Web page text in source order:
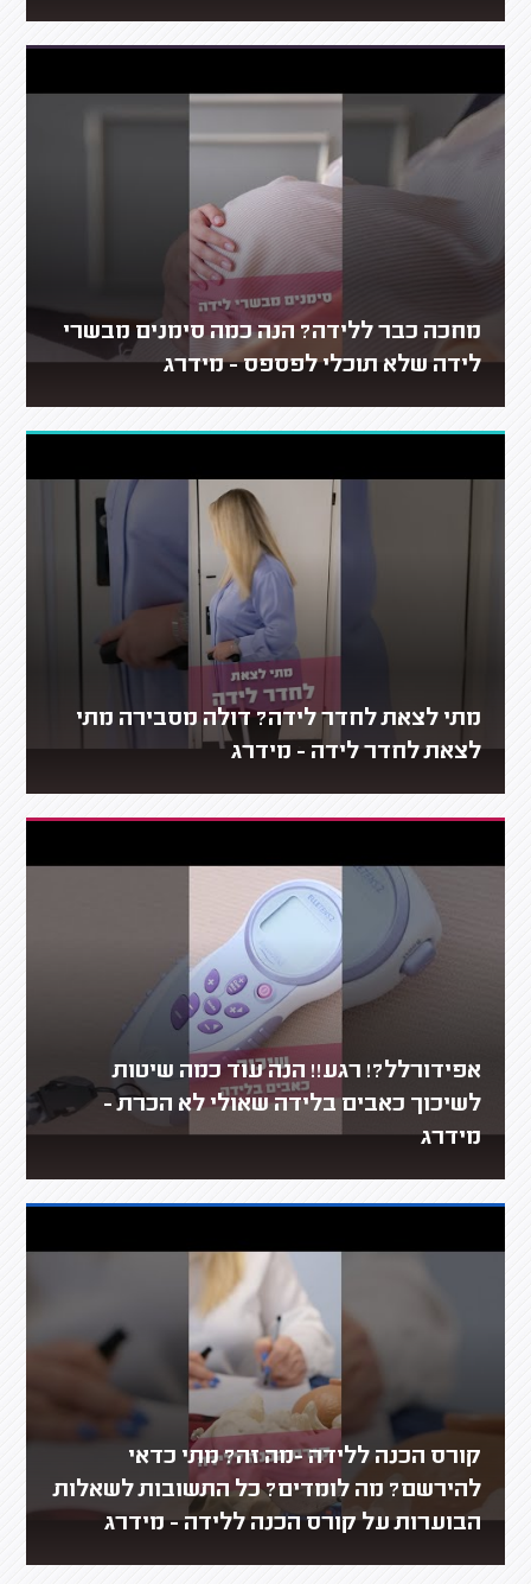
מחכה כבר ללידה? הנה כמה סימנים מבשרי
לידה שלא תוכלי לפספס - מידרג
מתי לצאת לחדר לידה? דולה מסבירה מתי
לצאת לחדר לידה - מידרג
אפידורלל?! רגע!! הנה עוד כמה שיטות
לשיכוך כאבים בלידה שאולי לא הכרת -
מידרג
קורס הכנה ללידה -מה זה? מתי כדאי
להירשם? מה לומדים? כל התשובות לשאלות
הבוערות על קורס הכנה ללידה - מידרג